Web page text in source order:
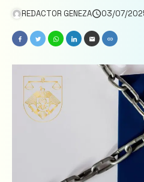
REDACTOR GENEZA 03/07/